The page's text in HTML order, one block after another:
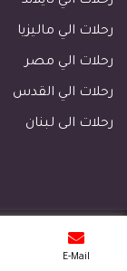
رحلات الي ماليزيا
رحلات الي مصر
رحلات الي القدس
رحلات الى لبنان
ETB Travel
E-Mail